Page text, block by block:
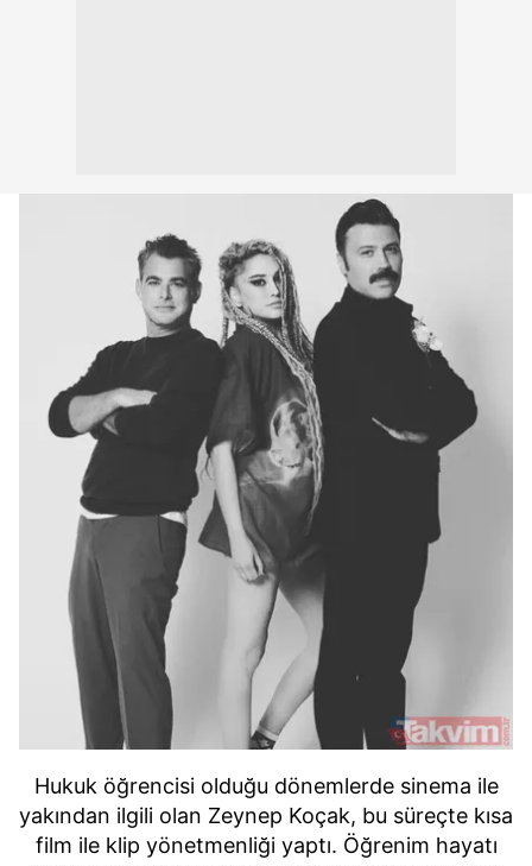
Hukuk öğrencisi olduğu dönemlerde sinema ile
yakından ilgili olan Zeynep Koçak, bu süreçte kısa
film ile klip yönetmenliği yaptı. Öğrenim hayatı